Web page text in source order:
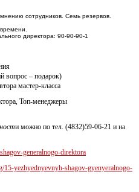
сотрудников. Семь резервов.
директора: 90-90-90-1
вопрос – подарок)
мастер-класса
Топ-менеджеры
и можно по тел. (4832)59-06-21 и на
generalnogo-direktora
yezhyednyevnyh-shagov-gyenyeralnogo-